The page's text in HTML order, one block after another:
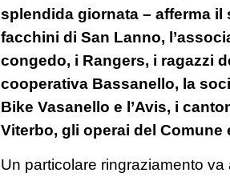
splendida giornata – afferma il
facchini di San Lanno,
congedo, i Rangers, i ragazzi
cooperativa Bassanello, la
Bike Vasanello e l’Avis, i
Viterbo, gli operai del Comune
Un particolare ringraziamento va